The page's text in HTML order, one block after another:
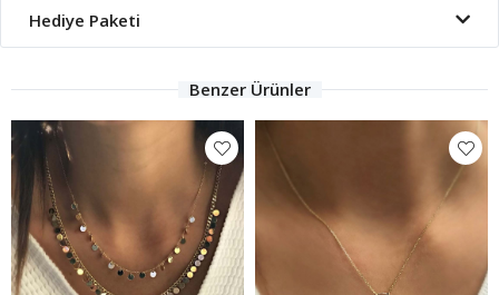
Hediye Paketi
Benzer Ürünler